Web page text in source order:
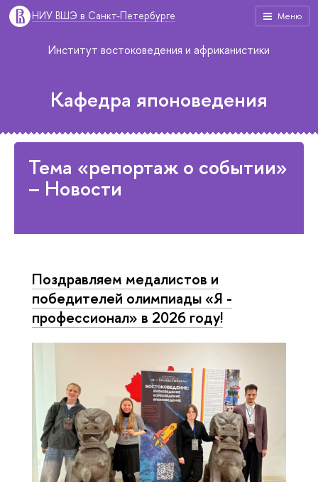
Меню
НИУ ВШЭ в Санкт-Петербурге
Институт востоковедения и африканистики
Кафедра японоведения
Тема «репортаж о событии»
– Новости
Поздравляем медалистов и
победителей олимпиады «Я -
профессионал» в 2026 году!